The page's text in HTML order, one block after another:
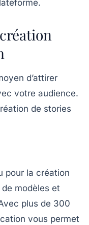
d’attirer
votre audience.
de stories
pour la création
modèles et
plus de 300
vous permet